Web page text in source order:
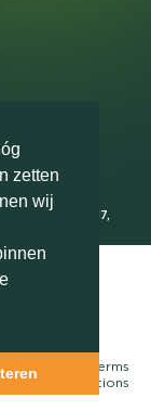
zetten
wij
2016, 2017,
en 2025
Terms
conditions